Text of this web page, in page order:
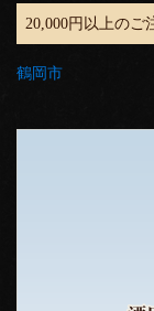
20,000円以上のご
鶴岡市